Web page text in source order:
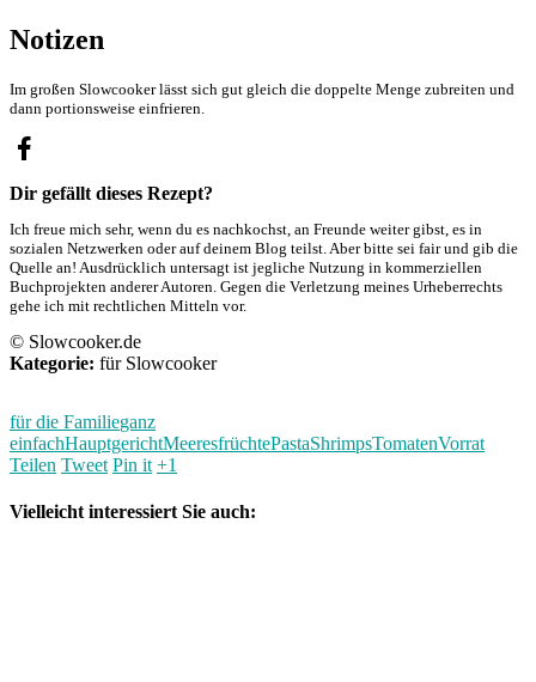
Notizen
Im großen Slowcooker lässt sich gut gleich die doppelte Menge zubreiten und
dann portionsweise einfrieren.
Dir gefällt dieses Rezept?
Ich freue mich sehr, wenn du es nachkochst, an Freunde weiter gibst, es in
sozialen Netzwerken oder auf deinem Blog teilst. Aber bitte sei fair und gib die
Quelle an! Ausdrücklich untersagt ist jegliche Nutzung in kommerziellen
Buchprojekten anderer Autoren. Gegen die Verletzung meines Urheberrechts
gehe ich mit rechtlichen Mitteln vor.
© Slowcooker.de
Kategorie: für Slowcooker
für die Familieganz
einfachHauptgerichtMeeresfrüchtePastaShrimpsTomatenVorrat
Teilen Tweet Pin it +1
Vielleicht interessiert Sie auch: